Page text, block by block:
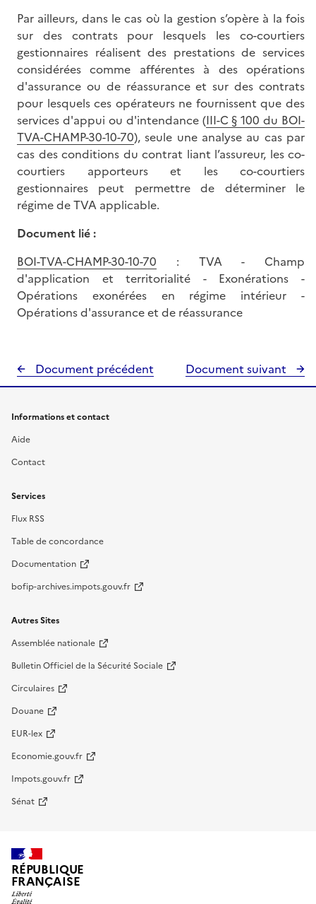
Par ailleurs, dans le cas où la gestion s’opère à la fois
sur des contrats pour lesquels les co-courtiers
gestionnaires réalisent des prestations de services
considérées comme afférentes à des opérations
d'assurance ou de réassurance et sur des contrats
pour lesquels ces opérateurs ne fournissent que des
services d'appui ou d'intendance (III-C § 100 du BOI-
TVA-CHAMP-30-10-70), seule une analyse au cas par
cas des conditions du contrat liant l’assureur, les co-
courtiers apporteurs et les co-courtiers
gestionnaires peut permettre de déterminer le
régime de TVA applicable.
Document lié :
BOI-TVA-CHAMP-30-10-70 : TVA - Champ
d'application et territorialité - Exonérations -
Opérations exonérées en régime intérieur -
Opérations d'assurance et de réassurance
Document précédent Document suivant
Informations et contact
Aide
Contact
Services
Flux RSS
Table de concordance
Documentation
bofip-archives.impots.gouv.fr
Autres Sites
Assemblée nationale
Bulletin Officiel de la Sécurité Sociale
Circulaires
Douane
EUR-lex
Economie.gouv.fr
Impots.gouv.fr
Sénat
RÉPUBLIQUE
FRANÇAISE